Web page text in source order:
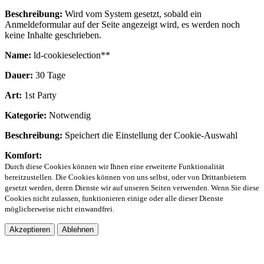
Beschreibung: Wird vom System gesetzt, sobald ein
Anmeldeformular auf der Seite angezeigt wird, es werden noch
keine Inhalte geschrieben.
Name: ld-cookieselection**
Dauer: 30 Tage
Art: 1st Party
Kategorie: Notwendig
Beschreibung: Speichert die Einstellung der Cookie-Auswahl
Komfort:
Durch diese Cookies können wir Ihnen eine erweiterte Funktionalität
bereitzustellen. Die Cookies können von uns selbst, oder von Drittanbietern
gesetzt werden, deren Dienste wir auf unseren Seiten verwenden. Wenn Sie diese
Cookies nicht zulassen, funktionieren einige oder alle dieser Dienste
möglicherweise nicht einwandfrei.
Akzeptieren Ablehnen